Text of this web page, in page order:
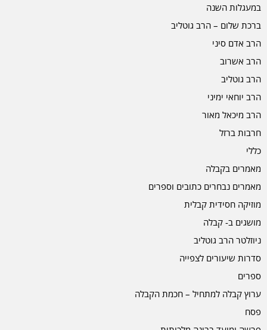
במעגלות השנה
ברכת שלום – הרב גוטליב
הרב אדם סיני
הרב אשרוב
הרב גוטליב
הרב יוחאי ימיני
הרב מיכאל מאור
חרבות ברזל
כללי
מאמרים בקבלה
מאמרים נבחרים כתובים וספרים
מוזיקה חסידית קבלית
מושגים ב- קבלה
ניוזלטר הרב גוטליב
סדרות שיעורים לצפייה
ספרים
ערוץ קבלה למתחיל – חכמת הקבלה
פסח